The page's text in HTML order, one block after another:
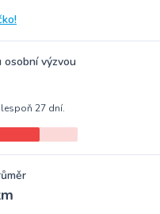
výzvou
27 dní.